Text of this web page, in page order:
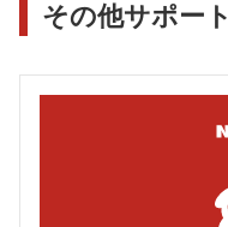
その他サポート